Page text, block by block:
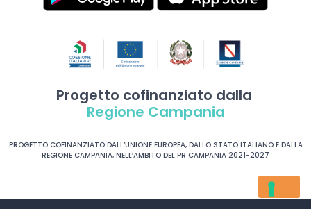
Progetto cofinanziato dalla
Regione Campania
PROGETTO COFINANZIATO DALL’UNIONE EUROPEA, DALLO STATO ITALIANO E DALLA
REGIONE CAMPANIA, NELL’AMBITO DEL PR CAMPANIA 2021-2027